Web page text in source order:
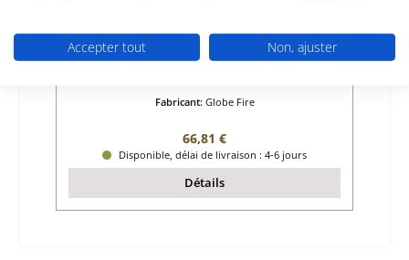
Fabricant: Globe Fire
Prix régulier :
66,81 €
Disponible, délai de livraison : 4-6 jours
Détails
Accepter tout Non, ajuster